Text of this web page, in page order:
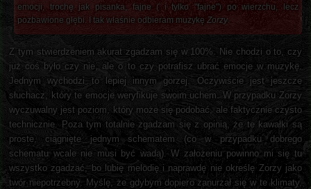
emocji, trochę jak pisanka, fajne ( i tylko "fajne") po wierzchu, lecz
pozbawione głębi. I tak właśnie odbieram muzykę Zorzy.
Z tym stwierdzeniem akurat zgadzam się w 100%. Nie chodzi o to, czy
już coś było czy nie, ale o to czy potrafisz ubrać emocje w muzykę.
Jednym wychodzi to lepiej innym gorzej. Oczywiście jest jeszcze
słuchacz, który te emocje weryfikuje swoim uchem. W przypadku Zorzy
wyczuwalny jest poziom, który może się podobać, ale faktycznie czysto
technicznie. Poza tym totalnie zgadzam się z opinią, że te kawałki są
proste, ciągnięte jednym schematem (co w przypadku dobrego
schematu wcale nie musi być wadą). W założeniu powinno mi się tu
wszystko zgadzać, bo lubię melodię i naprawdę nie określę Zorzy jako
twór niepotrzebny. Myślę, że gdybym dopiero zanurzał się w te klimaty,